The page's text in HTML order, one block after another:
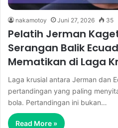
nakamotoy Juni 27, 2026 35
Pelatih Jerman
Serangan Balik
Mematikan di Laga
Laga krusial antara Jerman dan
pertandingan yang paling
bola. Pertandingan ini bukan…
Read More »